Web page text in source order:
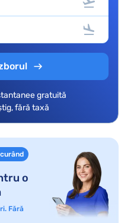
gratuită
fără taxă
o
Fără